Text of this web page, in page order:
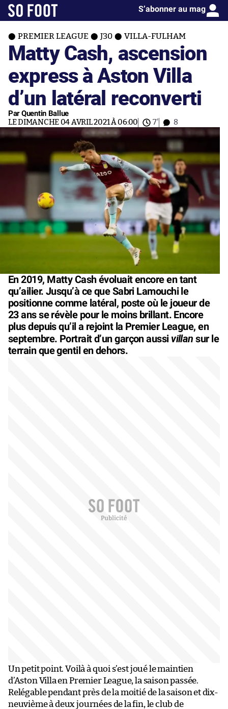
S’abonner au mag
PREMIER LEAGUE J30 VILLA-FULHAM
Matty Cash, ascension
express à Aston Villa
d’un latéral reconverti
Par Quentin Ballue
LE DIMANCHE 04 AVRIL 2021 À 06:00 7' 8
En 2019, Matty Cash évoluait encore en tant
qu’ailier. Jusqu’à ce que Sabri Lamouchi le
positionne comme latéral, poste où le joueur de
23 ans se révèle pour le moins brillant. Encore
plus depuis qu’il a rejoint la Premier League, en
septembre. Portrait d’un garçon aussi villan sur le
terrain que gentil en dehors.
Un petit point. Voilà à quoi s’est joué le maintien
d’Aston Villa en Premier League, la saison passée.
Relégable pendant près de la moitié de la saison et dix-
neuvième à deux journées de la fin, le club de